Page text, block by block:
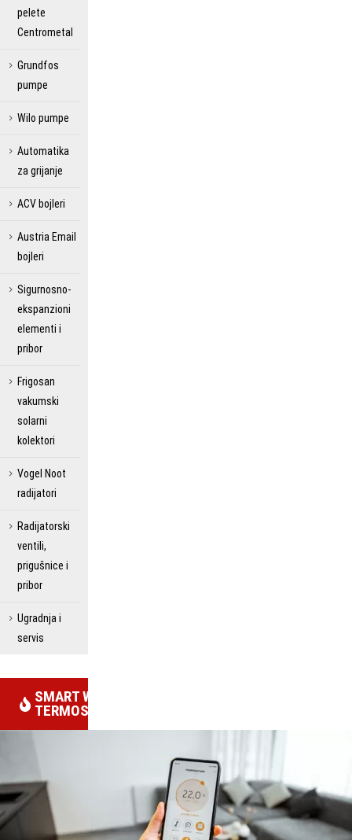
pelete
Centrometal
Grundfos
pumpe
Wilo pumpe
Automatika
za grijanje
ACV bojleri
Austria Email
bojleri
Sigurnosno-
ekspanzioni
elementi i
pribor
Frigosan
vakumski
solarni
kolektori
Vogel Noot
radijatori
Radijatorski
ventili,
prigušnice i
pribor
Ugradnja i
servis
SMART WIFI
TERMOSTATI